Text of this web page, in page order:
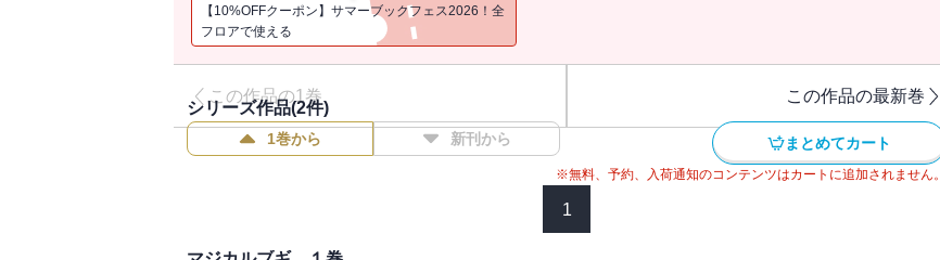
【10%OFFクーポン】サマーブックフェス2026！全
フロアで使える
この作品の1巻 この作品の最新巻
シリーズ作品(2件)
1巻から 新刊から まとめてカート
※無料、予約、入荷通知のコンテンツはカートに追加されません。
1